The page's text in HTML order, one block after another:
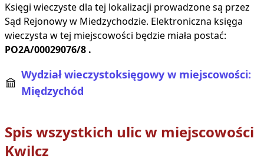
Księgi wieczyste dla tej lokalizacji prowadzone są przez
Sąd Rejonowy w Miedzychodzie. Elektroniczna księga
wieczysta w tej miejscowości będzie miała postać:
PO2A/00029076/8 .
Wydział wieczystoksięgowy w miejscowości:
Międzychód
Spis wszystkich ulic w miejscowości
Kwilcz